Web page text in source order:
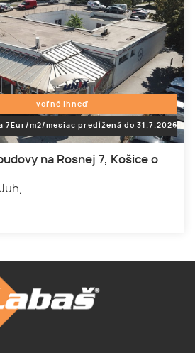
voľné ihneď
7Eur/m2/mesiac predĺžená do 31.7.2026
na Rosnej 7, Košice o